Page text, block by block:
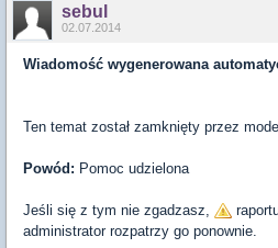
sebul
02.07.2014
Wiadomość wygenerowana
Ten temat został zamknięty przez
Powód: Pomoc udzielona
Jeśli się z tym nie zgadzasz,
administrator rozpatrzy go ponownie.